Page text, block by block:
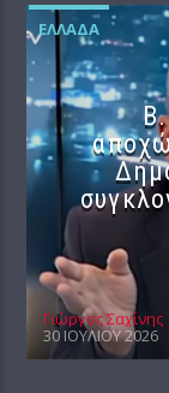
ΕΛΛΆΔΑ
Γιώργος Σαχίνης
30 ΙΟΥΛΊΟΥ 2026